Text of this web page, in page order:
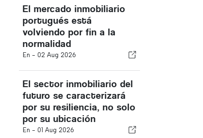
El mercado inmobiliario
portugués está
volviendo por fin a la
normalidad
En - 02 Aug 2026
El sector inmobiliario del
futuro se caracterizará
por su resiliencia, no solo
por su ubicación
En - 01 Aug 2026